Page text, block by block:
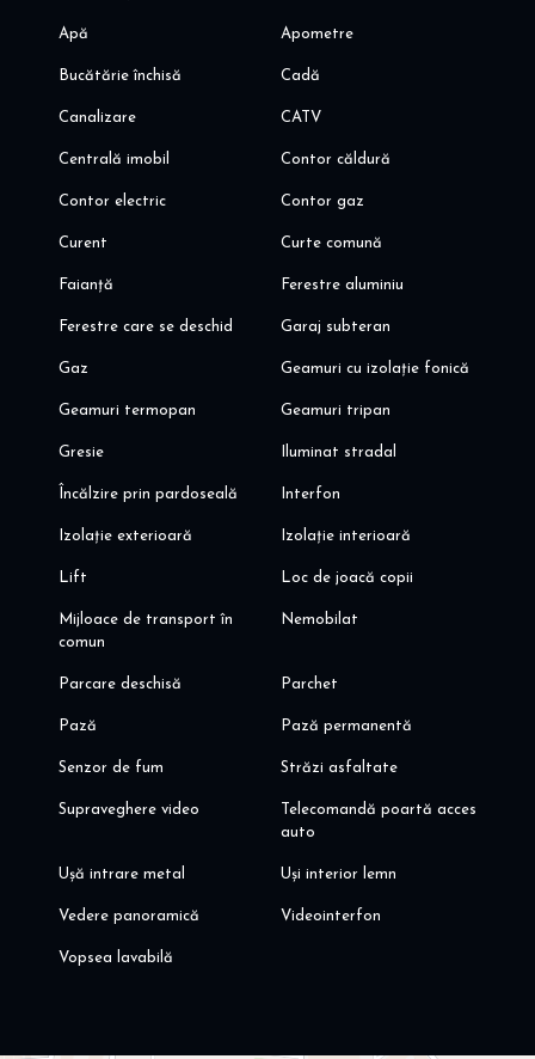
Policlina Medicaver, clinica Regina Maria, etc)
Va invit sa programati o vizionare!
Alina Dinoiu
Apă Apometre
Bucătărie închisă Cadă
Canalizare CATV
Centrală imobil Contor căldură
Contor electric Contor gaz
Curent Curte comună
Faianță Ferestre aluminiu
Ferestre care se deschid Garaj subteran
Gaz Geamuri cu izolație fonică
Geamuri termopan Geamuri tripan
Gresie Iluminat stradal
Încălzire prin pardoseală Interfon
Izolație exterioară Izolație interioară
Lift Loc de joacă copii
Mijloace de transport în
comun
Nemobilat
Parcare deschisă Parchet
Pază Pază permanentă
Senzor de fum Străzi asfaltate
Supraveghere video
Telecomandă poartă acces
auto
Ușă intrare metal Uși interior lemn
Vedere panoramică Videointerfon
Vopsea lavabilă